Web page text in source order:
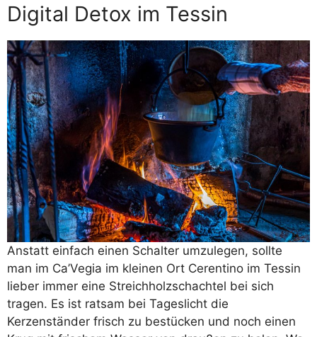
Digital Detox im Tessin
Anstatt einfach einen Schalter umzulegen, sollte
man im Ca’Vegia im kleinen Ort Cerentino im Tessin
lieber immer eine Streichholzschachtel bei sich
tragen. Es ist ratsam bei Tageslicht die
Kerzenständer frisch zu bestücken und noch einen